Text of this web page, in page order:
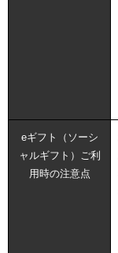
eギフト（ソーシ
ャルギフト）ご利
用時の注意点